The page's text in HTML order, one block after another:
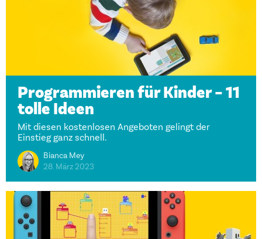
Programmieren für Kinder – 11
tolle Ideen
Mit diesen kostenlosen Angeboten gelingt der
Einstieg ganz schnell.
Bianca Mey
28. März 2023